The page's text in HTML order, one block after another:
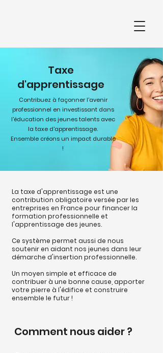
Taxe
d'apprentissage
Contribuez à façonner l'avenir
professionnel en investissant dans
l'éducation des jeunes talents avec
la taxe d'apprentissage.
Ensemble créons un impact durable
!
La taxe d'apprentissage est une
contribution obligatoire versée par les
entreprises en France pour financer la
formation professionnelle et
l'apprentissage des jeunes.
Ce système permet aussi de nous
soutenir en aidant nos jeunes dans leur
démarche d'insertion professionnelle.
Un moyen simple et efficace de
contribuer à une bonne cause, apporter
votre pierre à l'édifice et construire
ensemble le futur !
Comment nous aider ?